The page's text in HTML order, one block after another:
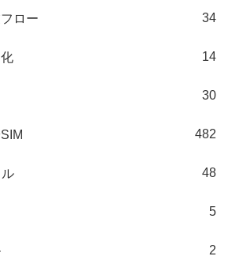
ロー 34
14
30
482
48
5
2